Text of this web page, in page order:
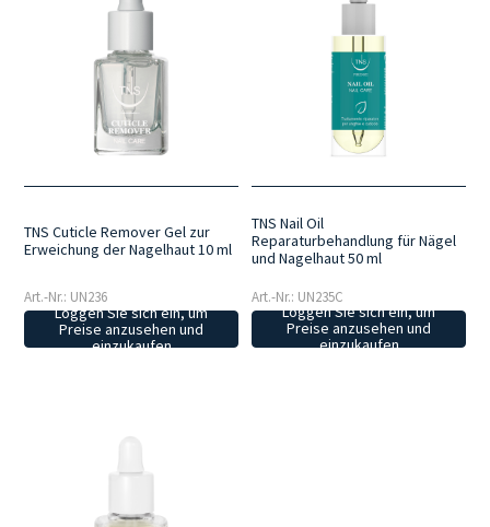
TNS Cuticle Remover Gel zur
Erweichung der Nagelhaut 10 ml
Art.-Nr.: UN236
Loggen Sie sich ein, um
Preise anzusehen und
einzukaufen
TNS Nail Oil
Reparaturbehandlung für Nägel
und Nagelhaut 50 ml
Art.-Nr.: UN235C
Loggen Sie sich ein, um
Preise anzusehen und
einzukaufen